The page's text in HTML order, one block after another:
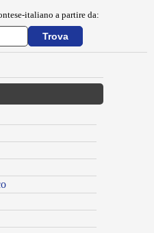
italiano a partire da: